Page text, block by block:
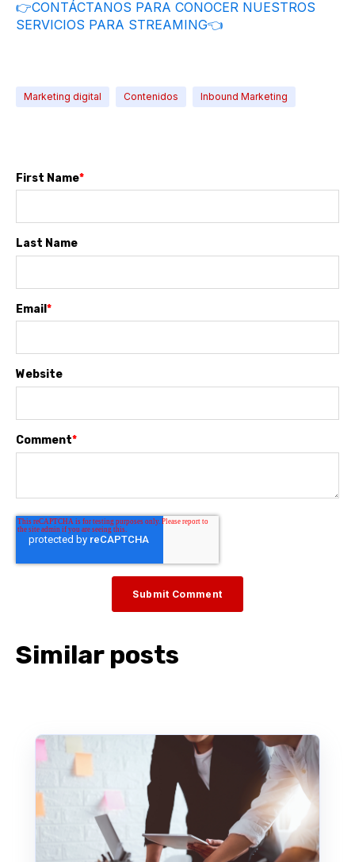
👉CONTÁCTANOS PARA CONOCER NUESTROS
SERVICIOS PARA STREAMING👈
Marketing digital Contenidos Inbound Marketing
First Name*
Last Name
Email *
Website
Comment*
Similar posts